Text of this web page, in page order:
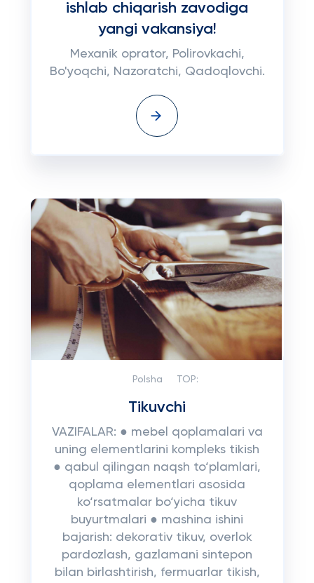
ishlab chiqarish zavodiga
yangi vakansiya!
Mexanik oprator, Polirovkachi,
Bo'yoqchi, Nazoratchi, Qadoqlovchi.
Polsha TOP:
Tikuvchi
VAZIFALAR: ● mebel qoplamalari va
uning elementlarini kompleks tikish
● qabul qilingan naqsh to‘plamlari,
qoplama elementlari asosida
ko‘rsatmalar bo‘yicha tikuv
buyurtmalari ● mashina ishini
bajarish: dekorativ tikuv, overlok
pardozlash, gazlamani sintepon
bilan birlashtirish, fermuarlar tikish,